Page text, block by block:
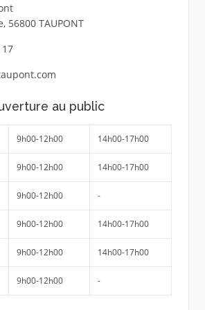
56800 TAUPONT
au public
9h00-12h00 14h00-17h00
9h00-12h00 14h00-17h00
9h00-12h00 -
9h00-12h00 14h00-17h00
9h00-12h00 14h00-17h00
9h00-12h00 -